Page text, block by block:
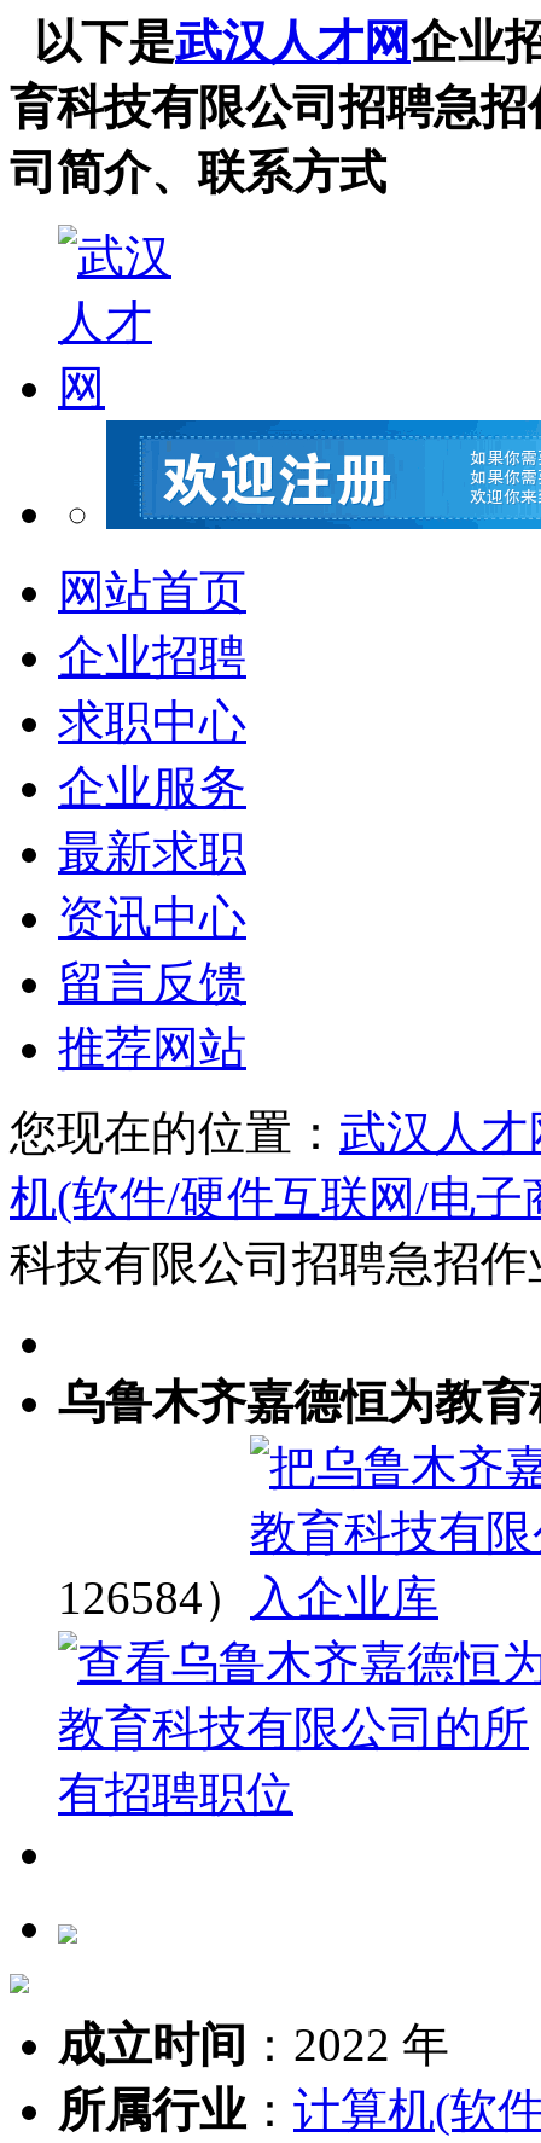
以下是武汉人才网企业
育科技有限公司招聘急
司简介、联系方式
网站首页
企业招聘
求职中心
企业服务
最新求职
资讯中心
留言反馈
推荐网站
您现在的位置： 武汉人才
机(软件/硬件互联网/电子
科技有限公司招聘急招
乌鲁木齐嘉德恒为教
126584）
成立时间 ： 2022 年
所属行业： 计算机(软